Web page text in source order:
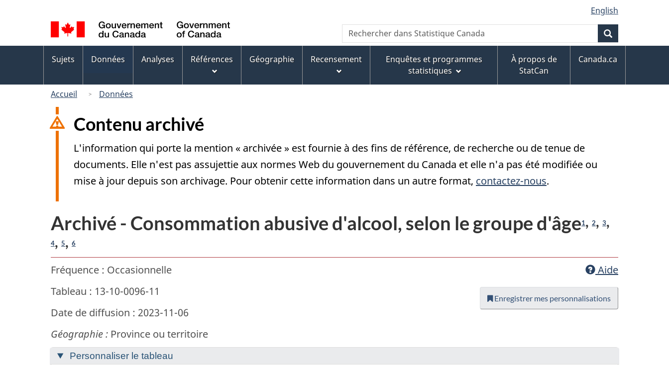
au
contenu
principal
« À
propos
de
ce
version
HTML
simplifiée
de
la
langue
English
Canada
Recherche
Rechercher
dans
Canada
Menus
des
sujets
Sujets Données Analyses Références Géographie Recensement
Enquêtes et programmes
statistiques
À propos de
StatCan
Canada.ca
Accueil Données
Contenu archivé
L'information qui porte la mention « archivée » est fournie à des fins de référence, de recherche ou de tenue de
documents. Elle n'est pas assujettie aux normes Web du gouvernement du Canada et elle n'a pas été modifiée ou
mise à jour depuis son archivage. Pour obtenir cette information dans un autre format, contactez-nous.
Archivé - Consommation abusive d'alcool, selon le groupe d'âge1, 2, 3,
4, 5, 6
Fréquence : Occasionnelle
Tableau : 13-10-0096-11
Date de diffusion : 2023-11-06
Géographie : Province ou territoire
Aide
Enregistrer mes personnalisations
Personnaliser le tableau